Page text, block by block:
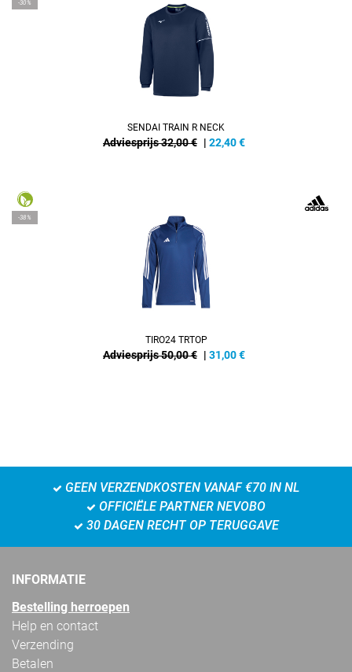
-30%
SENDAI TRAIN R NECK
Adviesprijs 32,00 € | 22,40€
-38%
TIRO24 TRTOP
Adviesprijs 50,00 € | 31,00€
GEEN VERZENDKOSTEN VANAF €70 IN NL
OFFICIËLE PARTNER NEVOBO
30 DAGEN RECHT OP TERUGGAVE
INFORMATIE
Bestelling herroepen
Help en contact
Verzending
Betalen